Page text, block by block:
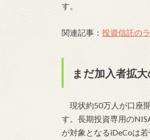
す。
関連記事： 投資信託の
まだ加入者拡
現状約50万人が口座
す。長期投資専用の
が対象となるiDeCoは